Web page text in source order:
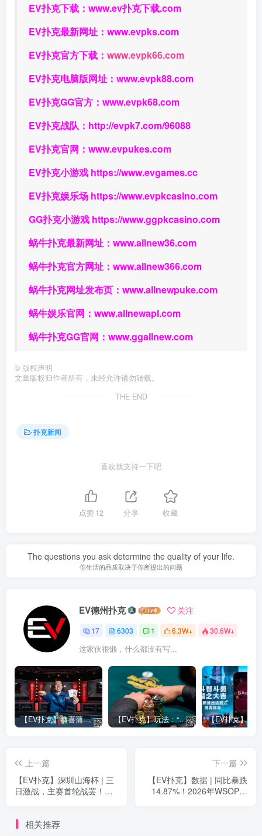
EV扑克下载： www.ev扑克下载.com
EV扑克最新网址： www.evpks.com
EV扑克官方下载： www.evpk66.com
EV扑克电脑版网址： www.evpk88.com
EV扑克GG官方： www.evpk68.com
EV扑克战队： http://evpk7.com/96088
EV扑克官网： www.evpukes.com
EV扑克小游戏 https://www.evgames.cc
EV扑克娱乐场 https://www.evpkcasino.com
GG扑克小游戏 https://www.ggpkcasino.com
蜗牛扑克最新网址： www.allnew36.com
蜗牛扑克官方网址： www.allnew366.com
蜗牛扑克网址发布页： www.allnewpuke.com
蜗牛娱乐官网： www.allnewapl.com
蜗牛扑克GG官网： www.ggallnew.com
© 版权声明
文章版权归作者所有，未经允许请勿转载。
THE END
扑克新闻
喜欢就支持一下吧
点赞12 分享 收藏
The questions you ask determine the quality of your life.
你生活的品质取决于你所提出的问题
EV德州扑克 关注
17 6303 1 6.3W+ 30.6W+
这家伙很懒，什么都没有写...
【EV扑克】恭喜蒲蔚然赛事#65夺冠，收获国人2023WSOP第六条金手链，奖金93万刀！ 【EV扑克】玩法：“松弱鱼/松凶鱼打法”的基本攻略
上一篇
【EV扑克】深圳山海杯 | 三
日激战，主赛首轮战罢！本
利突围
下一篇
【EV扑克】数据 | 同比暴跌
14.87%！2026年WSOP主
相关推荐